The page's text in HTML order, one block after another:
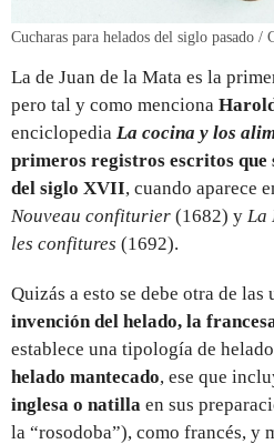
Cucharas para helados del siglo pasado /
La de Juan de la Mata es la
pero tal y como menciona
enciclopedia La cocina y los
primeros registros escritos que
del siglo XVII, cuando aparece
Nouveau confiturier (1682) y La
les confitures (1692).
Quizás a esto se debe otra de las
invención del helado, la
establece una tipología de
helado mantecado, ese que
inglesa o natilla en sus
la “rosodoba”), como francés, y